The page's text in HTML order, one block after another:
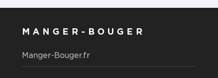
MANGER-BOUGER
Manger-Bouger.fr